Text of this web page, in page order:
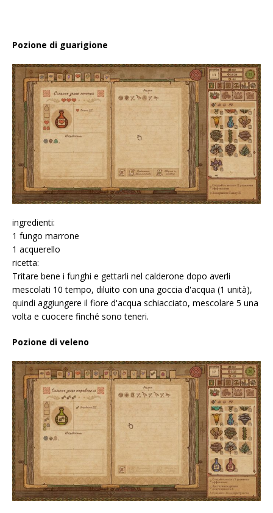
Pozione di guarigione
ingredienti:
1 fungo marrone
1 acquerello
ricetta:
Tritare bene i funghi e gettarli nel calderone dopo averli
mescolati 10 tempo, diluito con una goccia d'acqua (1 unità),
quindi aggiungere il fiore d'acqua schiacciato, mescolare 5 una
volta e cuocere finché sono teneri.
Pozione di veleno